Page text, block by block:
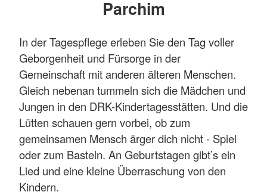
Parchim
In der Tagespflege erleben Sie den Tag voller
Geborgenheit und Fürsorge in der
Gemeinschaft mit anderen älteren Menschen.
Gleich nebenan tummeln sich die Mädchen und
Jungen in den DRK-Kindertagesstätten. Und die
Lütten schauen gern vorbei, ob zum
gemeinsamen Mensch ärger dich nicht - Spiel
oder zum Basteln. An Geburtstagen gibt’s ein
Lied und eine kleine Überraschung von den
Kindern.